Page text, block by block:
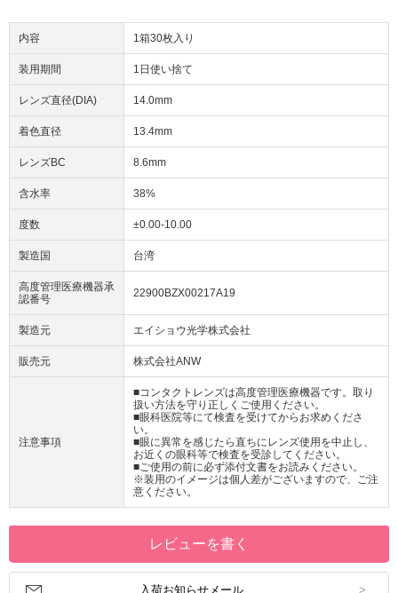
内容 1箱30枚入り
装用期間 1日使い捨て
レンズ直径(DIA) 14.0mm
着色直径 13.4mm
レンズBC 8.6mm
含水率 38%
度数 ±0.00-10.00
製造国 台湾
高度管理医療機器承
認番号
22900BZX00217A19
製造元 エイショウ光学株式会社
販売元 株式会社ANW
注意事項
■コンタクトレンズは高度管理医療機器です。取り
扱い方法を守り正しくご使用ください。
■眼科医院等にて検査を受けてからお求めくださ
い。
■眼に異常を感じたら直ちにレンズ使用を中止し、
お近くの眼科等で検査を受診してください。
■ご使用の前に必ず添付文書をお読みください。
※装用のイメージは個人差がございますので、ご注
意ください。
レビューを書く
入荷お知らせメール